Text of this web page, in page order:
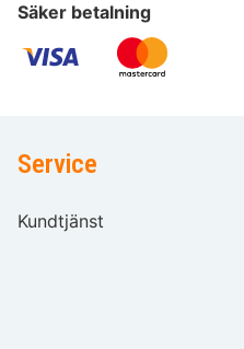
Säker betalning
Service
Kundtjänst